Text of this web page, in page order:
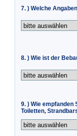
7. ) Welche
8. ) Wie ist der
9. ) Wie
Toiletten,